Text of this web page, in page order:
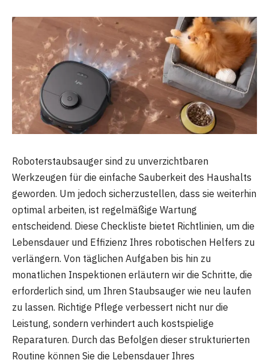
Roboterstaubsauger sind zu unverzichtbaren
Werkzeugen für die einfache Sauberkeit des Haushalts
geworden. Um jedoch sicherzustellen, dass sie weiterhin
optimal arbeiten, ist regelmäßige Wartung
entscheidend. Diese Checkliste bietet Richtlinien, um die
Lebensdauer und Effizienz Ihres robotischen Helfers zu
verlängern. Von täglichen Aufgaben bis hin zu
monatlichen Inspektionen erläutern wir die Schritte, die
erforderlich sind, um Ihren Staubsauger wie neu laufen
zu lassen. Richtige Pflege verbessert nicht nur die
Leistung, sondern verhindert auch kostspielige
Reparaturen. Durch das Befolgen dieser strukturierten
Routine können Sie die Lebensdauer Ihres